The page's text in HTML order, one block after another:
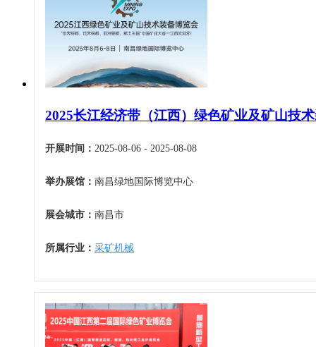
福建
山东
湖北
湖南
广西
贵州
西藏
陕西
甘肃
建材机械
暖通空调
起重机械
汽车制造
物流仓储
烟草机械
医疗设备
7月
9月
10月
12月
2025长江经济带（江西）绿色矿业及矿山技
开展时间： 2025-08-06 - 2025-08-08
举办展馆： 南昌绿地国际博览中心
展会城市： 南昌市
所属行业： 采矿机械